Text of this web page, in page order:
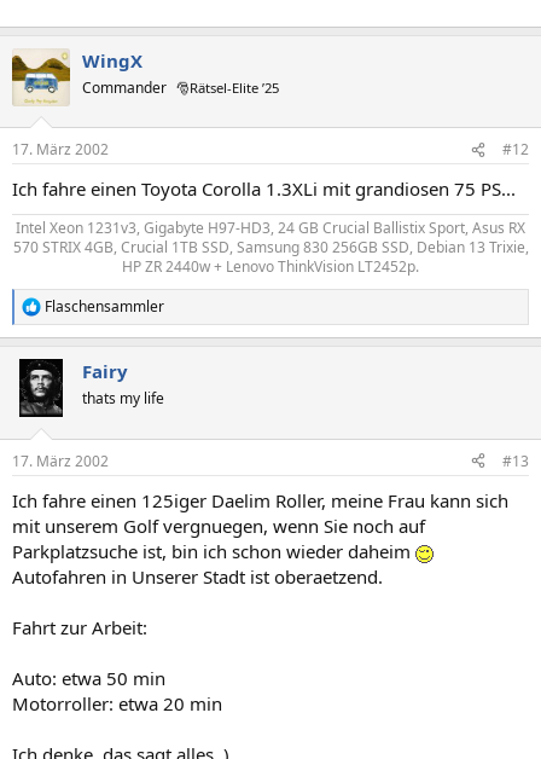
WingX
Commander 🎅Rätsel-Elite ’25
17. März 2002 #12
Ich fahre einen Toyota Corolla 1.3XLi mit grandiosen 75 PS...
Intel Xeon 1231v3, Gigabyte H97-HD3, 24 GB Crucial Ballistix Sport, Asus RX
570 STRIX 4GB, Crucial 1TB SSD, Samsung 830 256GB SSD, Debian 13 Trixie,
HP ZR 2440w + Lenovo ThinkVision LT2452p.​
R
e
k
t
i
e
:
Flaschensammler
Fairy
thats my life
17. März 2002 #13
Ich fahre einen 125iger Daelim Roller, meine Frau kann sich
mit unserem Golf vergnuegen, wenn Sie noch auf
Parkplatzsuche ist, bin ich schon wieder daheim
Autofahren in Unserer Stadt ist oberaetzend.
Fahrt zur Arbeit:
Auto: etwa 50 min
Motorroller: etwa 20 min
Ich denke, das sagt alles ,)